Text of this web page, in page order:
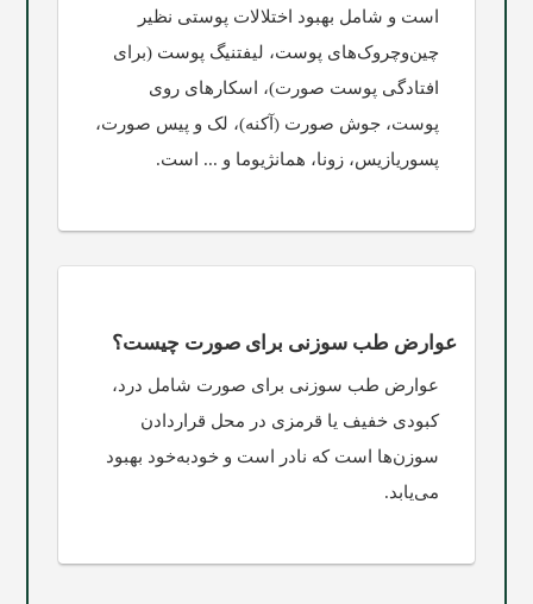
است و شامل بهبود اختلالات پوستی نظیر
چین‌وچروک‌های پوست، لیفتنیگ پوست (برای
افتادگی پوست صورت)، اسکارهای روی
پوست، جوش صورت (آکنه)، لک و پیس صورت،
پسوریازیس، زونا، همانژیوما و ... است.
عوارض طب سوزنی برای صورت چیست؟
عوارض طب سوزنی برای صورت شامل درد،
کبودی خفیف یا قرمزی در محل قراردادن
سوزن‌ها است که نادر است و خودبه‌خود بهبود
می‌یابد.